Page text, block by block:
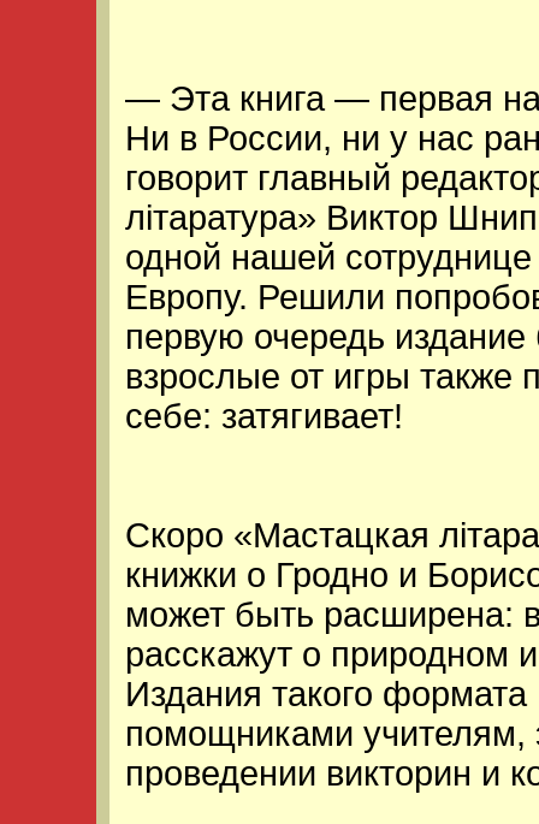
— Эта книга — первая на
Ни в России, ни у нас
говорит главный
лiтаратура» Виктор
одной нашей
Европу. Решили
первую очередь
взрослые от игры также
себе: затягивает!
Скоро «Мастацкая
книжки о Гродно и
может быть расширена:
расскажут о природном
Издания такого
помощниками учителям,
проведении викторин и